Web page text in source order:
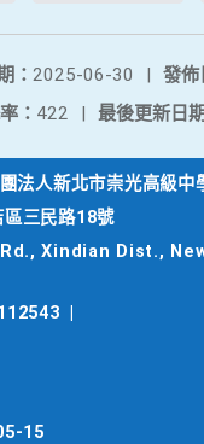
發佈
： 2025-06-30
|
最後更新日
： 422 |
法人新北市崇光高級中
三民路18號
Xindian Dist.,
15